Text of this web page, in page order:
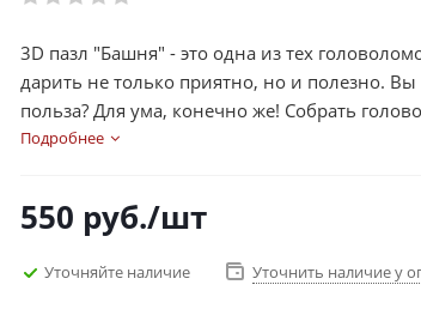
3D пазл "Башня" - это одна из тех
дарить не только приятно, но и полезно. Вы
польза? Для ума, конечно же! Собрать
то просто, как кажется на первый взгляд.
Очень красиво!!!
Подробнее
550 руб./шт
Уточняйте наличие Уточнить наличие у